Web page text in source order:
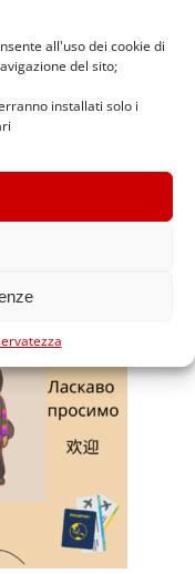
all'uso dei cookie di
del sito;
installati solo i
di Istituto